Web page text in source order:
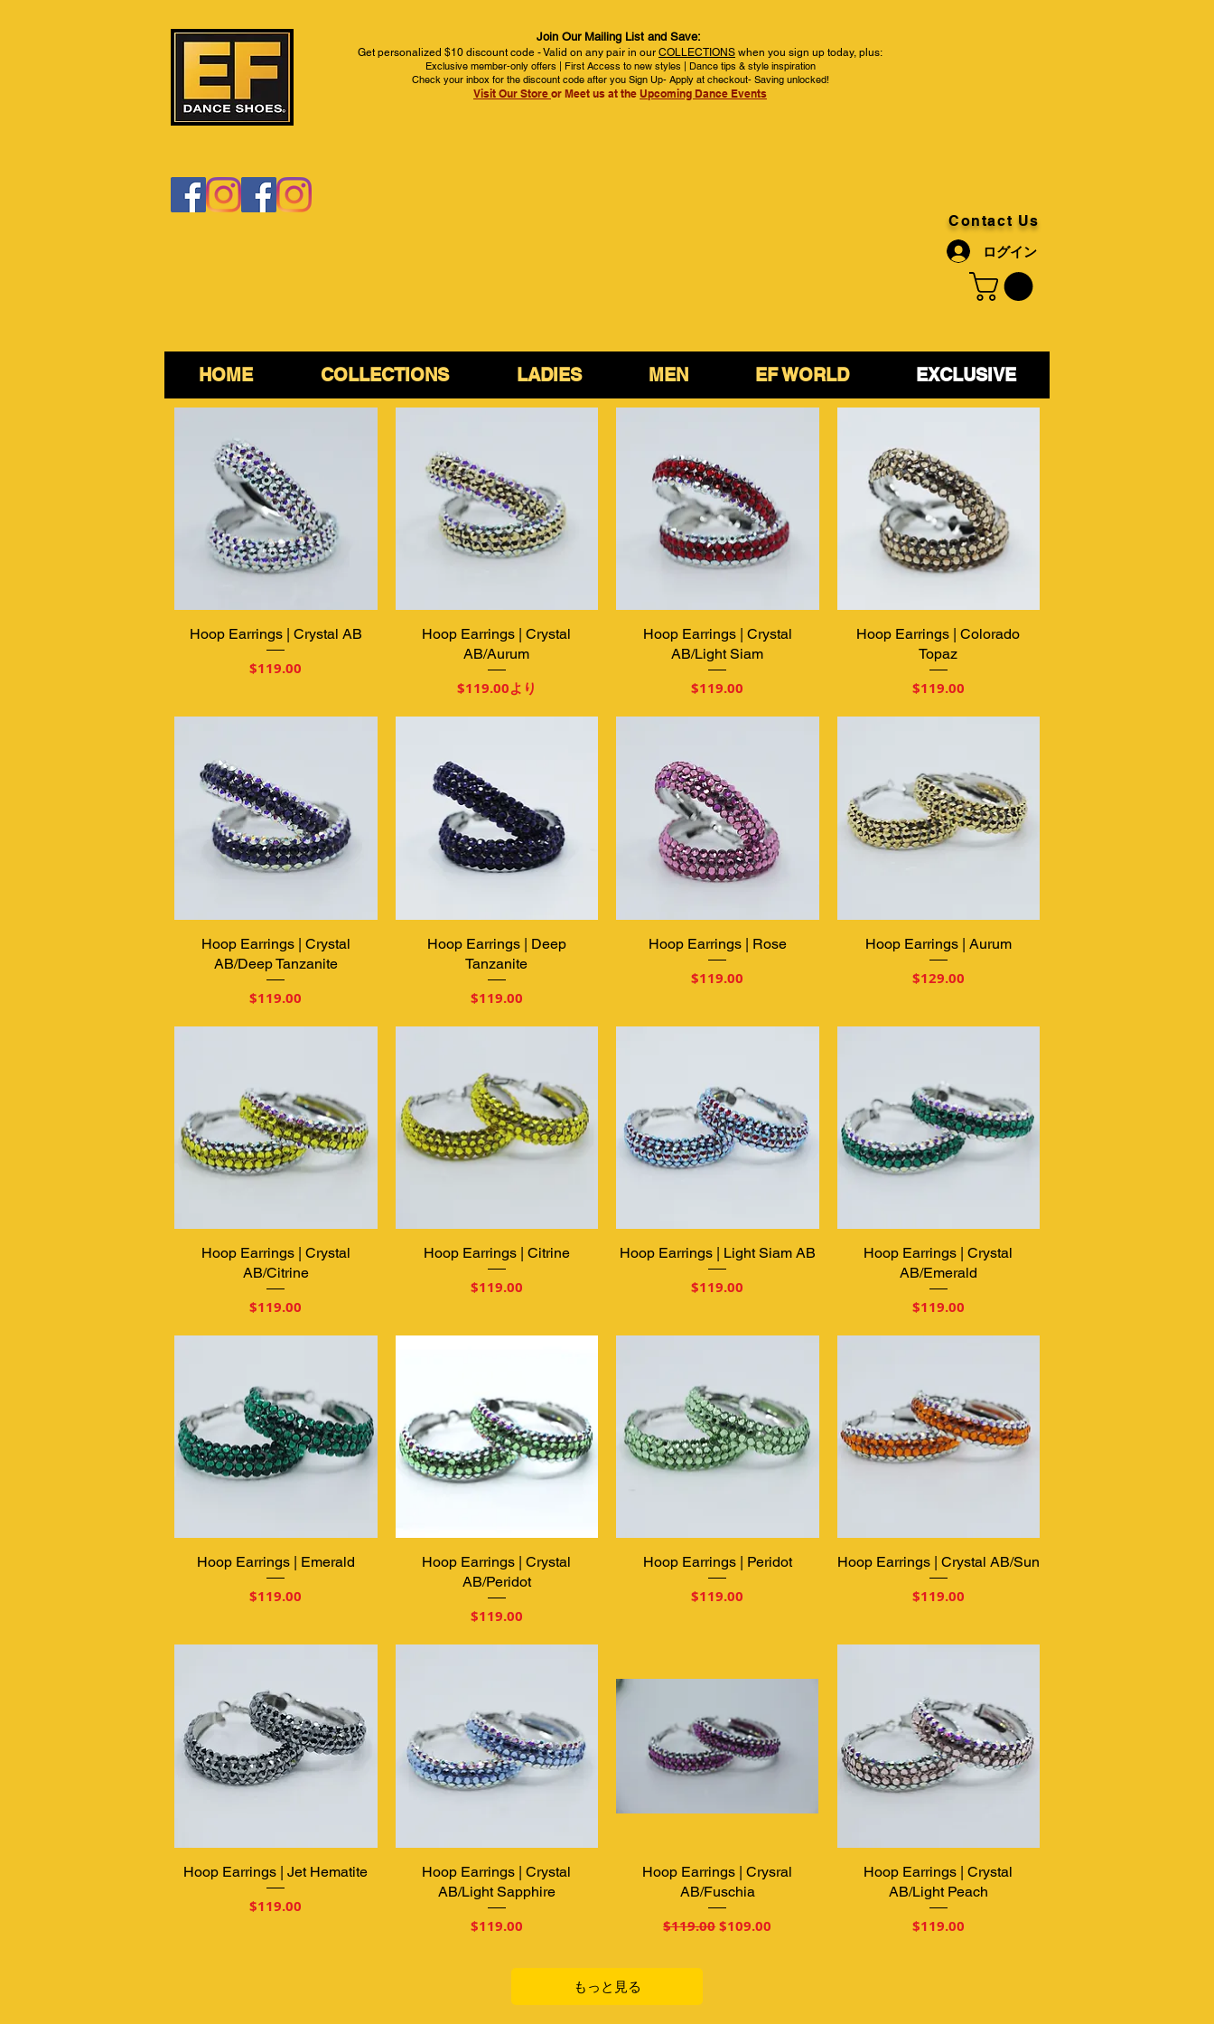
Join Our Mailing List and Save:
Get personalized $10 discount code - Valid on any pair in our COLLECTIONS when you sign up today, plus:
Exclusive member-only offers | First Access to new styles | Dance tips & style inspiration
Check your inbox for the discount code after you Sign Up- Apply at checkout- Saving unlocked!
Visit Our Store or Meet us at the Upcoming Dance Events
Contact Us
ログイン
HOME COLLECTIONS LADIES MEN EF WORLD EXCLUSIVE
クイックビュー
Hoop Earrings | Crystal AB
価格
$119.00
クイックビュー
Hoop Earrings | Crystal
AB/Aurum
$119.00より
セール価格
クイックビュー
Hoop Earrings | Crystal
AB/Light Siam
価格
$119.00
クイックビュー
Hoop Earrings | Colorado
Topaz
価格
$119.00
クイックビュー
Hoop Earrings | Crystal
AB/Deep Tanzanite
価格
$119.00
クイックビュー
Hoop Earrings | Deep
Tanzanite
価格
$119.00
クイックビュー
Hoop Earrings | Rose
価格
$119.00
クイックビュー
Hoop Earrings | Aurum
価格
$129.00
クイックビュー
Hoop Earrings | Crystal
AB/Citrine
価格
$119.00
クイックビュー
Hoop Earrings | Citrine
価格
$119.00
クイックビュー
Hoop Earrings | Light Siam AB
価格
$119.00
クイックビュー
Hoop Earrings | Crystal
AB/Emerald
価格
$119.00
クイックビュー
Hoop Earrings | Emerald
価格
$119.00
クイックビュー
Hoop Earrings | Crystal
AB/Peridot
価格
$119.00
クイックビュー
Hoop Earrings | Peridot
価格
$119.00
クイックビュー
Hoop Earrings | Crystal AB/Sun
価格
$119.00
クイックビュー
Hoop Earrings | Jet Hematite
価格
$119.00
クイックビュー
Hoop Earrings | Crystal
AB/Light Sapphire
価格
$119.00
クイックビュー
Hoop Earrings | Crysral
AB/Fuschia
通常価格
$119.00セール価格
$109.00
クイックビュー
Hoop Earrings | Crystal
AB/Light Peach
価格
$119.00
もっと見る